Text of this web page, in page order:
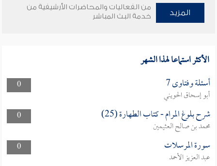
المزيد
من الفعاليات والمحاضرات الأرشيفية من
خدمة البث المباشر
الأكثر استماعا لهذا الشهر
0 أسئلة وفتاوى 7
أبو إسحاق الحويني
0
شرح بلوغ المرام - كتاب الطهارة (25)
محمد بن صالح العثيمين
0
سورة المرسلات
عبد العزيز الأحمد